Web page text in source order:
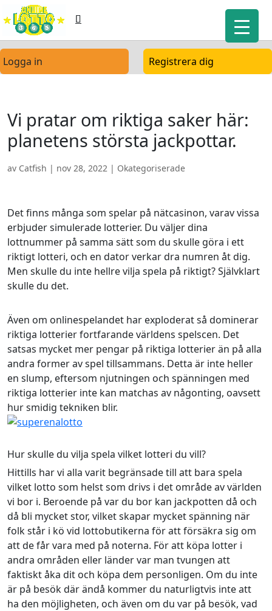
Logga in Registrera dig
Vi pratar om riktiga saker här:
planetens största jackpottar.
av Catfish | nov 28, 2022 | Okategoriserade
Det finns många som spelar på nätcasinon, varav vissa
erbjuder simulerade lotterier. Du väljer dina
lottnummer på samma sätt som du skulle göra i ett
riktigt lotteri, och en dator verkar dra numren åt dig.
Men skulle du inte hellre vilja spela på riktigt? Självklart
skulle du det.
Även om onlinespelandet har exploderat så dominerar
riktiga lotterier fortfarande världens spelscen. Det
satsas mycket mer pengar på riktiga lotterier än på alla
andra former av spel tillsammans. Detta är inte heller
en slump, eftersom njutningen och spänningen med
riktiga lotterier inte kan matchas av någonting, oavsett
hur smidig tekniken blir.
Hur skulle du vilja spela vilket lotteri du vill?
Hittills har vi alla varit begränsade till att bara spela
vilket lotto som helst som drivs i det område av världen
vi bor i. Beroende på var du bor kan jackpotten då och
då bli mycket stor, vilket skapar mycket spänning när
folk står i kö vid lottobutikerna för att försäkra sig om
att de får vara med på noterna. För att köpa lotter i
andra områden eller länder var man tvungen att
faktiskt åka dit och köpa dem personligen. Om du inte
är på besök där ändå kommer du naturligtvis inte att
ha den möjligheten, och även om du var på besök, vad